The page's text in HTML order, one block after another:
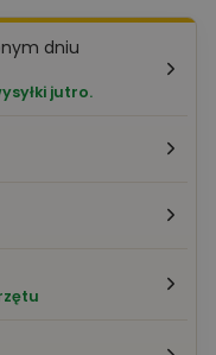
dniu
jutro.